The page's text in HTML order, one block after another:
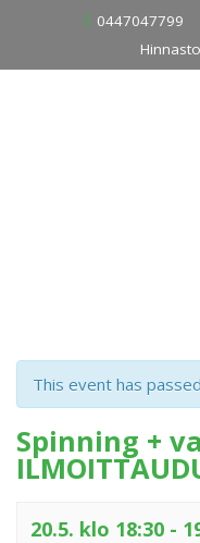
content
0447047799
Hinnasto
This event has
Spinning +
20.5. klo 18:30 -